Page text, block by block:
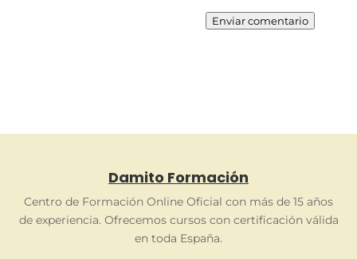
Enviar comentario
Damito Formación
Centro de Formación Online Oficial con más de 15 años
de experiencia. Ofrecemos cursos con certificación válida
en toda España.